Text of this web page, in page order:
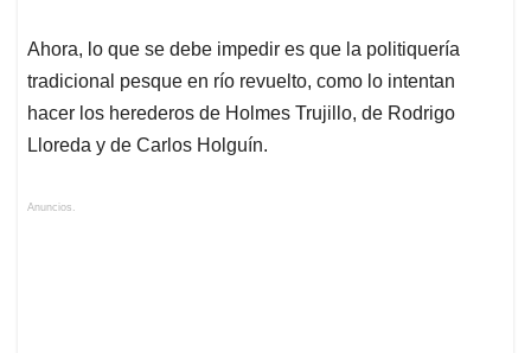
Ahora, lo que se debe impedir es que la politiquería
tradicional pesque en río revuelto, como lo intentan
hacer los herederos de Holmes Trujillo, de Rodrigo
Lloreda y de Carlos Holguín.
Anuncios.